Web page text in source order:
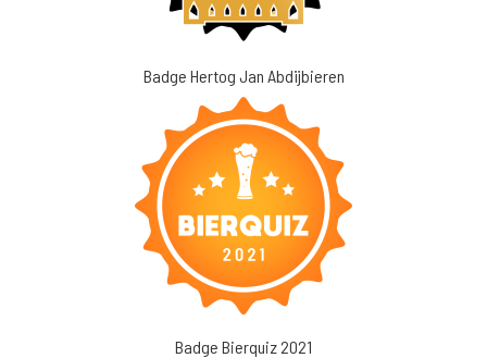
Badge Hertog Jan Abdijbieren
Badge Bierquiz 2021